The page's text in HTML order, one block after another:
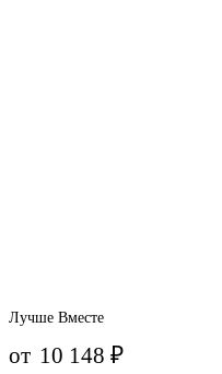
Лучше Вместе
от 10 148₽